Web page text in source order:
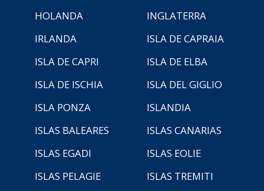
HOLANDA
INGLATERRA
IRLANDA
ISLA DE CAPRAIA
ISLA DE CAPRI
ISLA DE ELBA
ISLA DE ISCHIA
ISLA DEL GIGLIO
ISLA PONZA
ISLANDIA
ISLAS BALEARES
ISLAS CANARIAS
ISLAS EGADI
ISLAS EOLIE
ISLAS PELAGIE
ISLAS TREMITI